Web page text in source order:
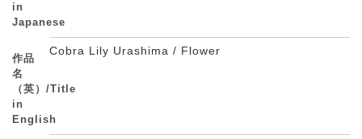
in
Japanese
作品
名
（英）/Title
in
English
Cobra Lily Urashima / Flower